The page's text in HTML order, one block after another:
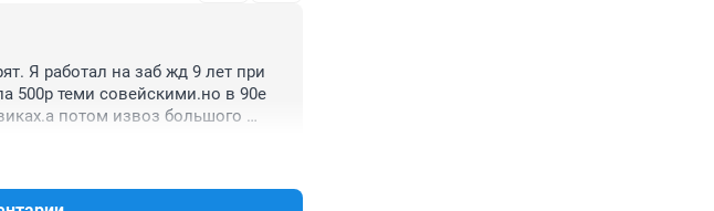
Я работал на заб жд 9 лет при
500р теми совейскими.но в 90е
потом извоз большого